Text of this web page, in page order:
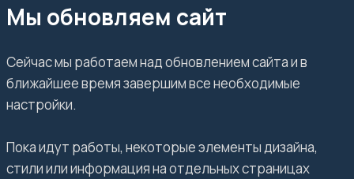
Мы обновляем сайт
Сейчас мы работаем над обновлением сайта и в
ближайшее время завершим все необходимые
настройки.
Пока идут работы, некоторые элементы дизайна,
стили или информация на отдельных страницах